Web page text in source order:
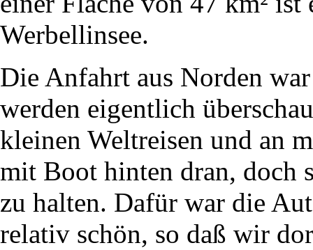
Werbellinsee.
Die Anfahrt aus Norden
werden eigentlich
kleinen Weltreisen und an
mit Boot hinten dran, doch
zu halten. Dafür war die
relativ schön, so daß wir